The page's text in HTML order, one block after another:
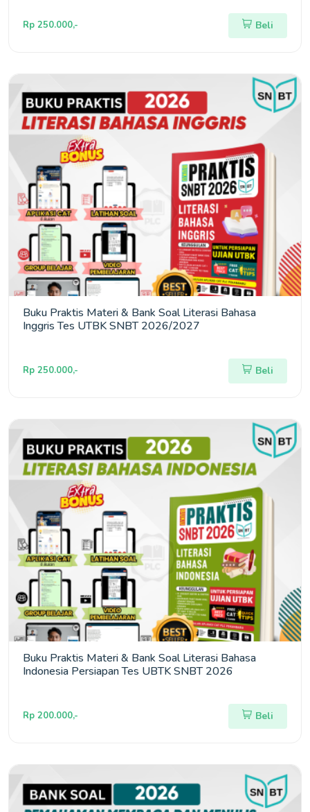
Rp 250.000,- Beli
Buku Praktis Materi & Bank Soal Literasi Bahasa
Inggris Tes UTBK SNBT 2026/2027
Rp 250.000,- Beli
Buku Praktis Materi & Bank Soal Literasi Bahasa
Indonesia Persiapan Tes UBTK SNBT 2026
Rp 200.000,- Beli